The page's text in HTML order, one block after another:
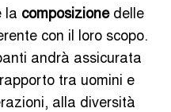
la composizionedelle
con il loro scopo.
andrà assicurata
tra uomini e
alla diversità